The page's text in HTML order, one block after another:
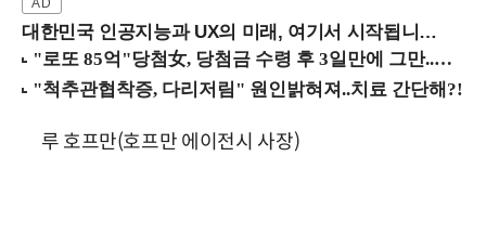
대한민국 인공지능과 UX의 미래, 여기서 시작됩니다! (9/2 강남역)
루 호프만(호프만 에이전시 사장)